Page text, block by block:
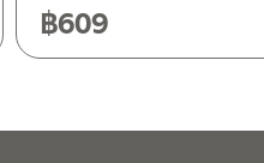
฿609